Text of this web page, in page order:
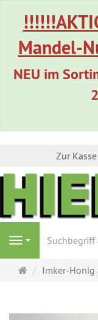
Mandel-
NEU im
Zur Kasse
Navigation
Startseite
Imker-Honig